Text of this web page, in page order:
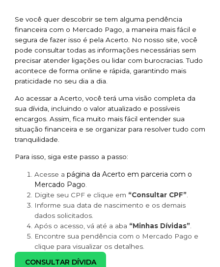
Se você quer descobrir se tem alguma pendência
financeira com o Mercado Pago, a maneira mais fácil e
segura de fazer isso é pela Acerto. No nosso site, você
pode consultar todas as informações necessárias sem
precisar atender ligações ou lidar com burocracias. Tudo
acontece de forma online e rápida, garantindo mais
praticidade no seu dia a dia.
Ao acessar a Acerto, você terá uma visão completa da
sua dívida, incluindo o valor atualizado e possíveis
encargos. Assim, fica muito mais fácil entender sua
situação financeira e se organizar para resolver tudo com
tranquilidade.
Para isso, siga este passo a passo:
Acesse a página da Acerto em parceria com o
Mercado Pago
Digite seu CPF e clique em “Consultar CPF”
Informe sua data de nascimento e os demais
dados solicitados.
Após o acesso, vá até a aba “Minhas Dívidas”
Encontre sua pendência com o Mercado Pago e
clique para visualizar os detalhes.
CONSULTAR DÍVIDA